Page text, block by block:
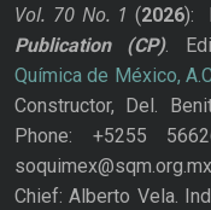
Vol. 70 No. 1 (2026):
Publication
(CP).
Química de México,
Constructor, Del.
Phone: +5255
Chief: Alberto Vela.